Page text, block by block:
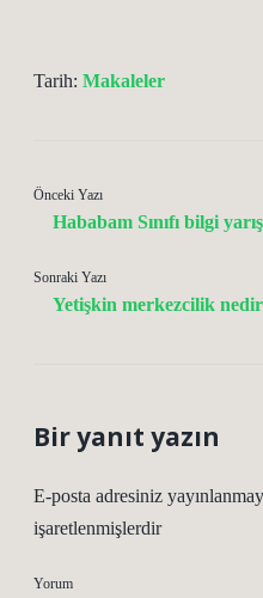
Tarih: Makaleler
Önceki Yazı
Hababam Sınıfı bilgi
Sonraki Yazı
Yetişkin merkezcilik
Bir yanıt yazın
E-posta adresiniz
işaretlenmişlerdir
Yorum